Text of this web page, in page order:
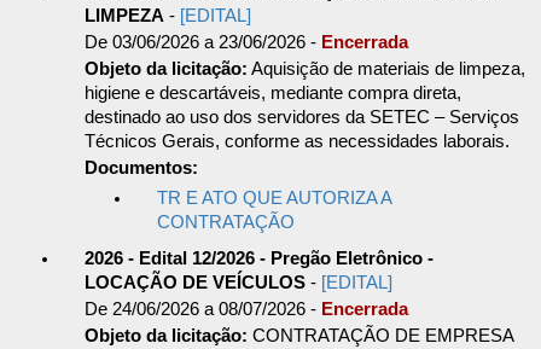
LIMPEZA - [EDITAL]
De 03/06/2026 a 23/06/2026 - Encerrada
Objeto da licitação: Aquisição de materiais de limpeza,
higiene e descartáveis, mediante compra direta,
destinado ao uso dos servidores da SETEC – Serviços
Técnicos Gerais, conforme as necessidades laborais.
Documentos:
TR E ATO QUE AUTORIZA A
CONTRATAÇÃO
2026 - Edital 12/2026 - Pregão Eletrônico -
LOCAÇÃO DE VEÍCULOS - [EDITAL]
De 24/06/2026 a 08/07/2026 - Encerrada
Objeto da licitação: CONTRATAÇÃO DE EMPRESA